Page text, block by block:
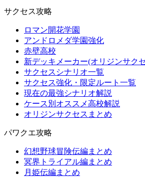
サクセス攻略
ロマン開花学園
アンドロメダ学園強化
赤壁高校
新デッキメーカー(オリジンサク
サクセスシナリオ一覧
サクセス強化・限定ルート一覧
現在の最強シナリオ解説
ケース別オススメ高校解説
オリジンサクセスまとめ
パワクエ攻略
幻想野球冒険伝編まとめ
冥界トライアル編まとめ
月姫伝編まとめ